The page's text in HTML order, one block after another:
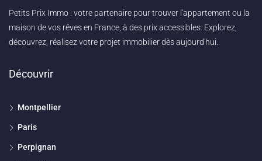
Petits Prix Immo : votre partenaire pour trouver l'appartement ou la
maison de vos rêves en France, à des prix accessibles. Explorez,
découvrez, réalisez votre projet immobilier dès aujourd'hui.
Découvrir
Montpellier
Paris
Perpignan